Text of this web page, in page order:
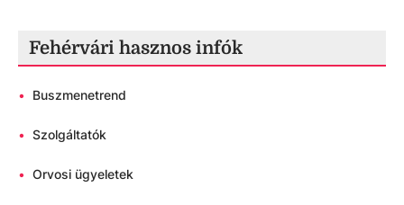
Fehérvári hasznos infók
• Buszmenetrend
• Szolgáltatók
• Orvosi ügyeletek